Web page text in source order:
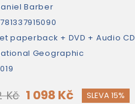
Barber
paperback + DVD + Audio CD
Geographic
Kč 1 098 Kč SLEVA 15%